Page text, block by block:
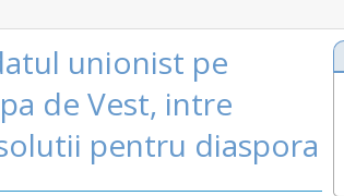
unionist pe
de Vest, intre
pentru diaspora